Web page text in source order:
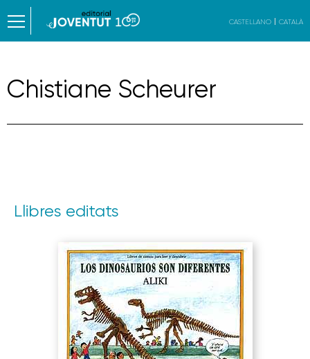
CASTELLANO CATALÀ
Chistiane Scheurer
Llibres editats